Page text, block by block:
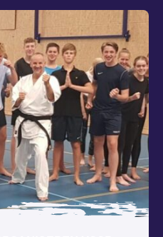
is wat jullie nodig hebben!
creatieve en originele
en vriendinnen zoals
Bob Ross Schilderen.
belevenis van.